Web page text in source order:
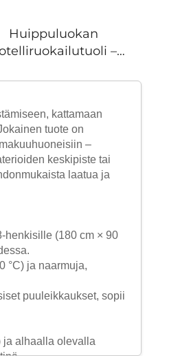
Huippuluokan
–
neljäkkäinen
kultavärillä,
kiillon saatu
kiinteästä puusta
runko,
kattamaan
tuote on
–
keskipiste tai
laatua ja
henkisille (180 cm × 90
°C) ja naarmuja,
puuleikkaukset, sopii
ja alhaalla olevalla